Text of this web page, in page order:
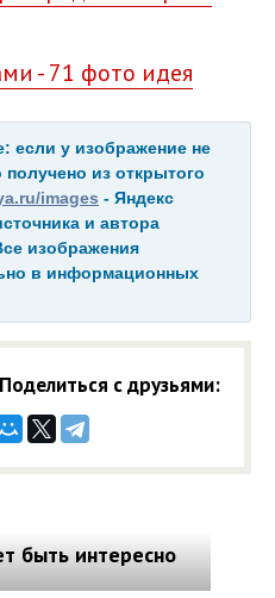
- 71 фото идея
у изображение не
получено из открытого
images - Яндекс
и автора
изображения
в информационных
с друзьями:
быть интересно